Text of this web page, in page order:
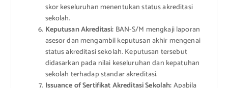
skor keseluruhan menentukan status akreditasi
sekolah.
Keputusan Akreditasi: BAN-S/M mengkaji laporan
asesor dan mengambil keputusan akhir mengenai
status akreditasi sekolah. Keputusan tersebut
didasarkan pada nilai keseluruhan dan kepatuhan
sekolah terhadap standar akreditasi.